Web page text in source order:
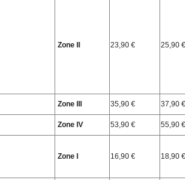
Zone II 23,90 € 25,90 €
Zone III 35,90 € 37,90 €
Zone IV 53,90 € 55,90 €
Zone I 16,90 € 18,90 €